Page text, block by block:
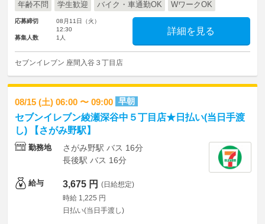
年齢不問
学生歓迎 バイク・車通勤OK WワークOK
応募締切
08月11日（火）
12:30
募集人数
1人
詳細を見る
セブンイレブン 座間入谷３丁目店
08/15 (土) 06:00 〜 09:00 早朝
セブンイレブン綾瀬深谷中５丁目店★日払い(当日手渡
し) 【さがみ野駅】
勤務地
さがみ野駅 バス 16分
長後駅 バス 16分
給与 3,675 円 (日給想定)
時給 1,225 円
日払い(当日手渡し)